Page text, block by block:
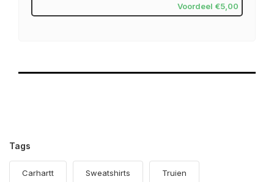
Voordeel €5,00
Tags
Carhartt Sweatshirts Truien